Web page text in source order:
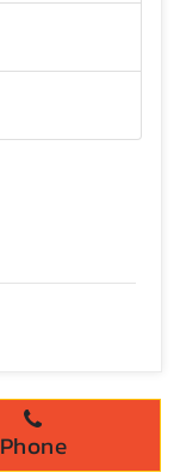
Phone